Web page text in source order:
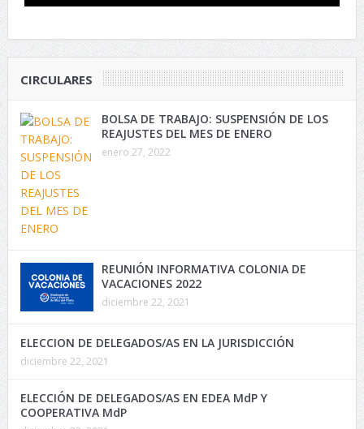
CIRCULARES
BOLSA DE TRABAJO: SUSPENSIÓN DE LOS
REAJUSTES DEL MES DE ENERO
enero 27, 2022
REUNIÓN INFORMATIVA COLONIA DE
VACACIONES 2022
diciembre 22, 2021
ELECCION DE DELEGADOS/AS EN LA JURISDICCIÓN
diciembre 22, 2021
ELECCIÓN DE DELEGADOS/AS EN EDEA MdP Y
COOPERATIVA MdP